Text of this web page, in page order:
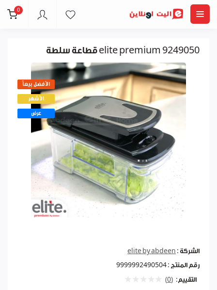
0
قطاعة سلطة elite premium 9249050
الأفضل بيعاً
الأشهر
عرض
الشركة : elite by abdeen
رقم المنتج : 9999992490504
التقييم: (0)